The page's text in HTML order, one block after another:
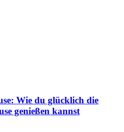
Wie du glücklich die
genießen kannst